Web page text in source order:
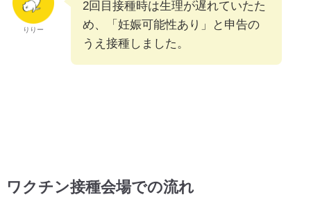
りりー
2回目接種時は生理が遅れていたた
め、「妊娠可能性あり」と申告の
うえ接種しました。
ワクチン接種会場での流れ